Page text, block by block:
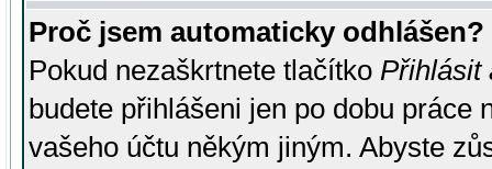
Proč jsem automaticky odhlášen?
Pokud nezaškrtnete tlačítko Přihlásit
budete přihlášeni jen po dobu práce
vašeho účtu někým jiným. Abyste